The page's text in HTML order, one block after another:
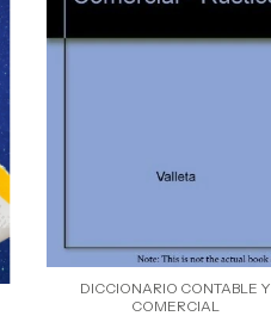
DICCIONARIO CONTABLE Y
COMERCIAL